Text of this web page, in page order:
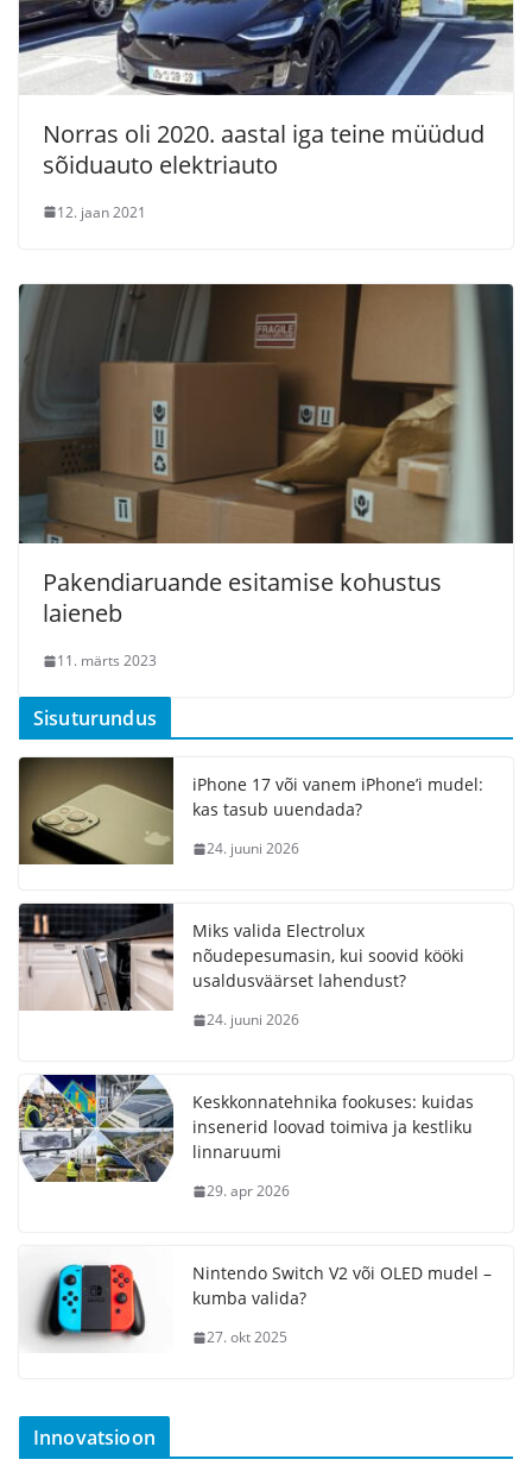
Norras oli 2020. aastal iga teine müüdud
sõiduauto elektriauto
12. jaan 2021
Pakendiaruande esitamise kohustus
laieneb
11. märts 2023
Sisuturundus
iPhone 17 või vanem iPhone’i mudel:
kas tasub uuendada?
24. juuni 2026
Miks valida Electrolux
nõudepesumasin, kui soovid kööki
usaldusväärset lahendust?
24. juuni 2026
Keskkonnatehnika fookuses: kuidas
insenerid loovad toimiva ja kestliku
linnaruumi
29. apr 2026
Nintendo Switch V2 või OLED mudel –
kumba valida?
27. okt 2025
Innovatsioon